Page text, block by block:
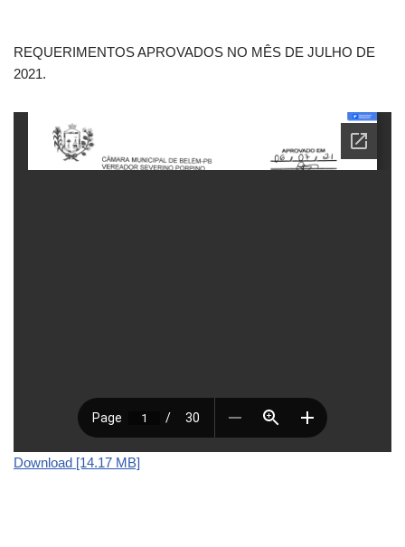
REQUERIMENTOS APROVADOS NO MÊS DE JULHO DE
2021.
Download [14.17 MB]